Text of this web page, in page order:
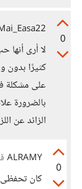
0
لا أرى أنها
كثيرًا بدون
على مشكلة
بالضرورة
الزائد عن
0
ALRAMY
كان تحفظى